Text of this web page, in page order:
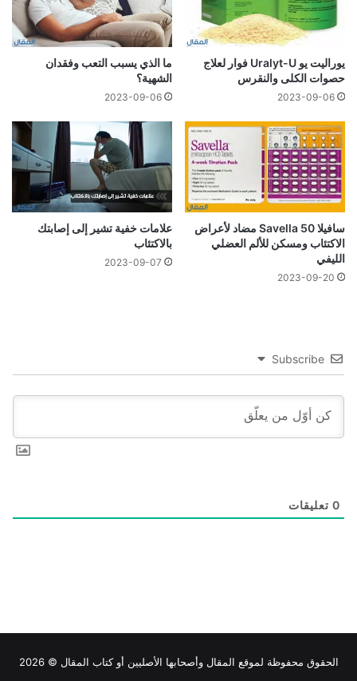
يوراليت يو Uralyt-U فوار لعلاج
حصوات الكلى والنقرس
2023-09-06
ما الذي يسبب التعب وفقدان
الشهية؟
2023-09-06
سافيلا 50 Savella مضاد لأعراض
الاكتئاب ومسكن للألم العضلي
الليفي
2023-09-20
علامات خفية تشير إلى إصابتك
بالاكتئاب
2023-09-07
Subscribe
0 تعليقات
الحقوق محفوظة لموقع المقال وأصحابها الأصليين أو كتاب المقال © 2026